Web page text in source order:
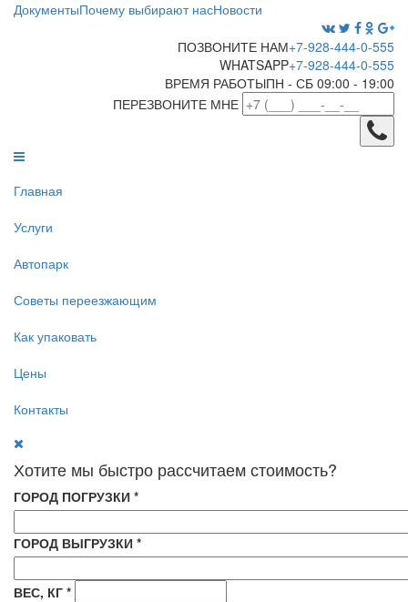
ДокументыПочему выбирают насНовости
ПОЗВОНИТЕ НАМ+7-928-444-0-555
WHATSAPP+7-928-444-0-555
ВРЕМЯ РАБОТЫПН - СБ 09:00 - 19:00
ПЕРЕЗВОНИТЕ МНЕ
Главная
Услуги
Автопарк
Советы переезжающим
Как упаковать
Цены
Контакты
Хотите мы быстро рассчитаем стоимость?
ГОРОД ПОГРУЗКИ *
ГОРОД ВЫГРУЗКИ *
ВЕС, КГ *